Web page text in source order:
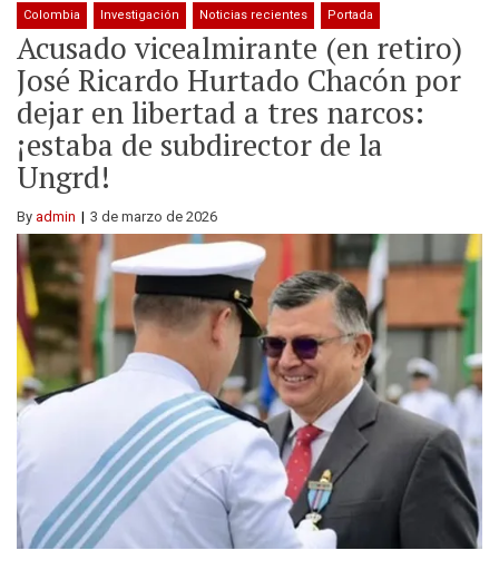
Colombia Investigación Noticias recientes Portada
Acusado vicealmirante (en retiro)
José Ricardo Hurtado Chacón por
dejar en libertad a tres narcos:
¡estaba de subdirector de la
Ungrd!
By admin 3 de marzo de 2026